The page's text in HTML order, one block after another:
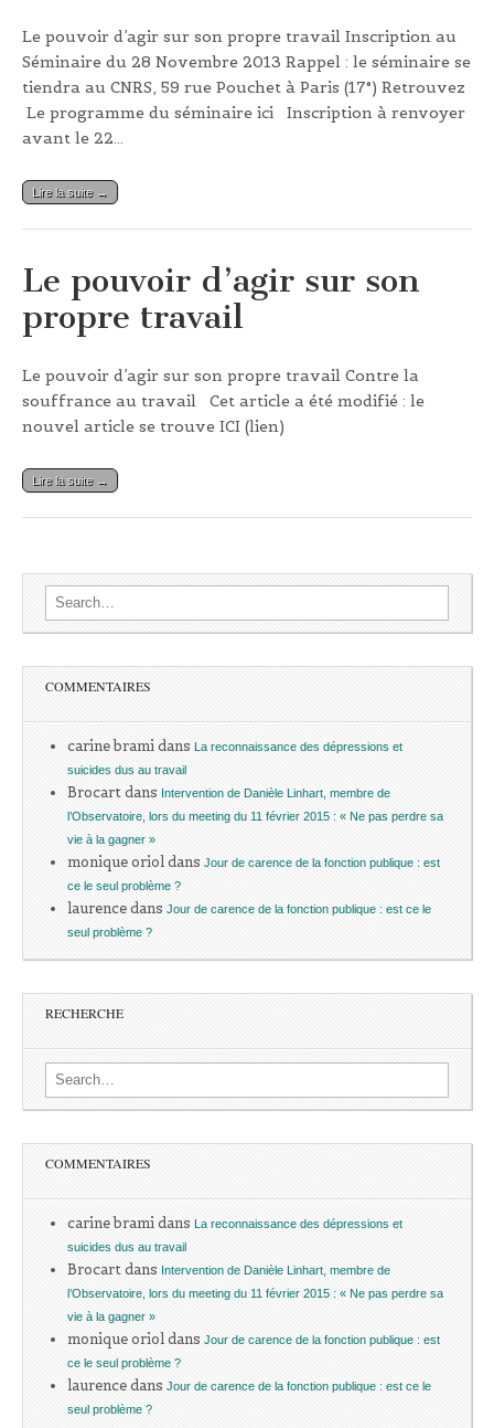
Le pouvoir d’agir sur son propre travail Inscription au
Séminaire du 28 Novembre 2013 Rappel : le séminaire se
tiendra au CNRS, 59 rue Pouchet à Paris (17°) Retrouvez
Le programme du séminaire ici Inscription à renvoyer
avant le 22…
Lire la suite →
Le pouvoir d’agir sur son
propre travail
Le pouvoir d’agir sur son propre travail Contre la
souffrance au travail Cet article a été modifié : le
nouvel article se trouve ICI (lien)
Lire la suite →
Search for:
COMMENTAIRES
carine bramidans
La reconnaissance des dépressions et
suicides dus au travail
Brocartdans Intervention de Danièle Linhart, membre de
l’Observatoire, lors du meeting du 11 février 2015 : « Ne pas perdre sa
vie à la gagner »
monique orioldans Jour de carence de la fonction publique : est
ce le seul problème ?
laurencedans Jour de carence de la fonction publique : est ce le
seul problème ?
RECHERCHE
Search for:
COMMENTAIRES
carine bramidans
La reconnaissance des dépressions et
suicides dus au travail
Brocartdans Intervention de Danièle Linhart, membre de
l’Observatoire, lors du meeting du 11 février 2015 : « Ne pas perdre sa
vie à la gagner »
monique orioldans Jour de carence de la fonction publique : est
ce le seul problème ?
laurencedans Jour de carence de la fonction publique : est ce le
seul problème ?